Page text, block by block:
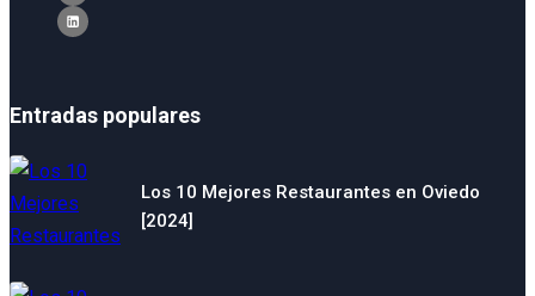
Entradas populares
Los 10 Mejores Restaurantes en Oviedo
[2024]